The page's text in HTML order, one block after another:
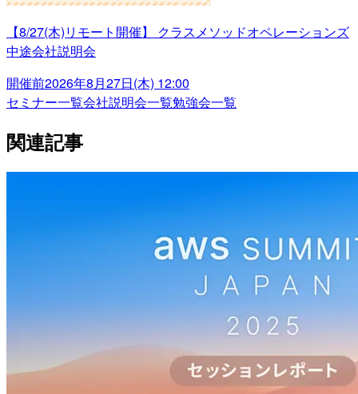
【8/27(木)リモート開催】 クラスメソッドオペレーションズ
中途会社説明会
開催前2026年8月27日(木) 12:00
セミナー一覧会社説明会一覧勉強会一覧
関連記事